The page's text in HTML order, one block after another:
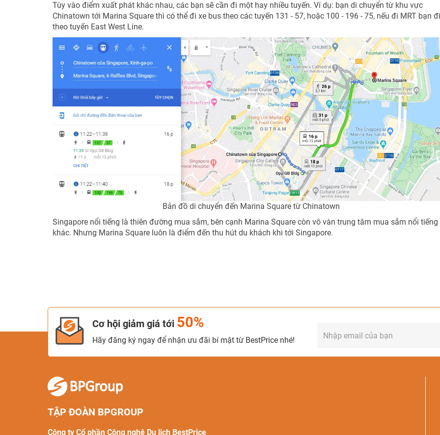
Tùy vào điểm xuất phát khác nhau, các bạn sẽ cần đi một hay nhiều tuyến. Ví dụ: bạn di chuyển từ khu vực
Chinatown tới Marina Square thì có thể đi xe bus theo các tuyến 131 - 57, hoặc 100 - 196 - 75, nếu đi MRT bạn đi
theo tuyến East West Line.
Bản đồ di chuyển đến Marina Square từ Chinatown
Singapore nổi tiếng là thiên đường mua sắm, bên cạnh Marina Square còn vô vàn trung tâm mua sắm nổi tiếng
khác. Nhưng Marina Square luôn là điểm đến thu hút du khách khi tới Singapore.
Cơ hội giảm giá tới 50%
Hãy đăng ký ngay để nhận ưu đãi bí mật từ BestPrice nhé!
TẬP ĐOÀN BPGROUP
Công ty Cổ phần Công nghệ Du lịch BestPrice